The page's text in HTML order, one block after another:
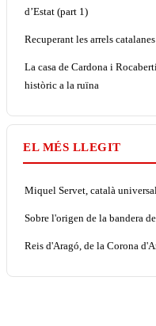
d’Estat (part 1)
Recuperant les arrels
La casa de Cardona i
històric a la ruïna
EL MÉS LLEGIT
Miquel Servet, català universal
Sobre l'origen de la bandera
Reis d'Aragó, de la Corona